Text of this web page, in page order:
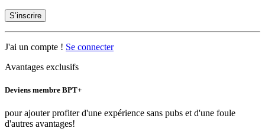
S’inscrire
J'ai un compte ! Se connecter
Avantages exclusifs
Deviens membre BPT+
pour ajouter profiter d'une expérience sans pubs et d'une foule
d'autres avantages!